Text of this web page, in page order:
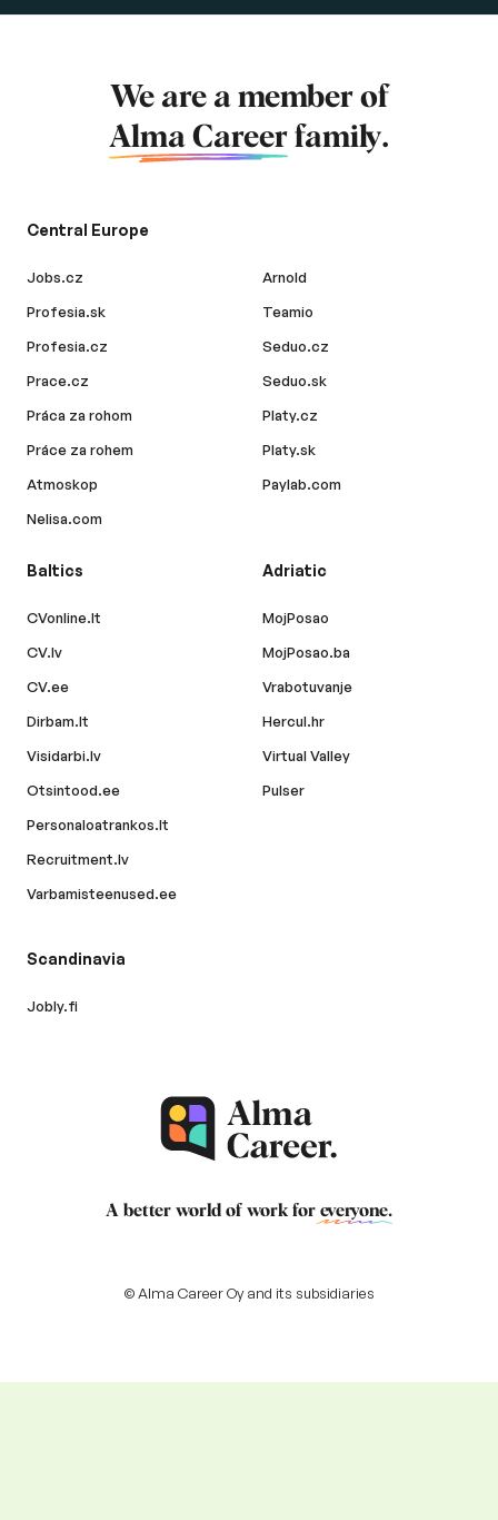
We are a member of
Alma Career family.
Central Europe
Jobs.cz
Profesia.sk
Profesia.cz
Prace.cz
Práca za rohom
Práce za rohem
Atmoskop
Nelisa.com
Arnold
Teamio
Seduo.cz
Seduo.sk
Platy.cz
Platy.sk
Paylab.com
Baltics
CVonline.lt
CV.lv
CV.ee
Dirbam.lt
Visidarbi.lv
Otsintood.ee
Personaloatrankos.lt
Recruitment.lv
Varbamisteenused.ee
Adriatic
MojPosao
MojPosao.ba
Vrabotuvanje
Hercul.hr
Virtual Valley
Pulser
Scandinavia
Jobly.fi
A better world of work for everyone.
© Alma Career Oy and its subsidiaries